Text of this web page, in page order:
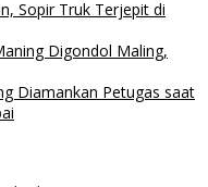
Sopir Truk Terjepit di
Digondol Maling,
Diamankan Petugas saat